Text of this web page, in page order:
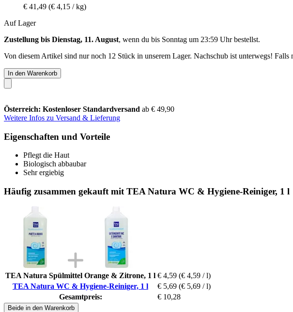
€ 41,49 (€ 4,15 / kg)
Auf Lager
Zustellung bis Dienstag, 11. August, wenn du bis Sonntag um 23:59 Uhrbestellst.
Von diesem Artikel sind nur noch 12 Stück in unserem Lager. Nachschub ist unterwegs!
In den Warenkorb
Österreich: Kostenloser Standardversand ab € 49,90
Weitere Infos zu Versand & Lieferung
Eigenschaften und Vorteile
Pflegt die Haut
Biologisch abbaubar
Sehr ergiebig
Häufig zusammen gekauft mit TEA Natura WC & Hygiene-Reiniger, 1 l
TEA Natura Spülmittel Orange & Zitrone, 1 l € 4,59 (€ 4,59 / l)
TEA Natura WC & Hygiene-Reiniger, 1 l
€ 5,69 (€ 5,69 / l)
Gesamtpreis:
€ 10,28
Beide in den Warenkorb